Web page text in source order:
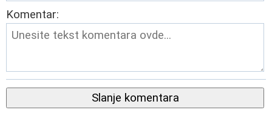
Komentar:
Slanje komentara